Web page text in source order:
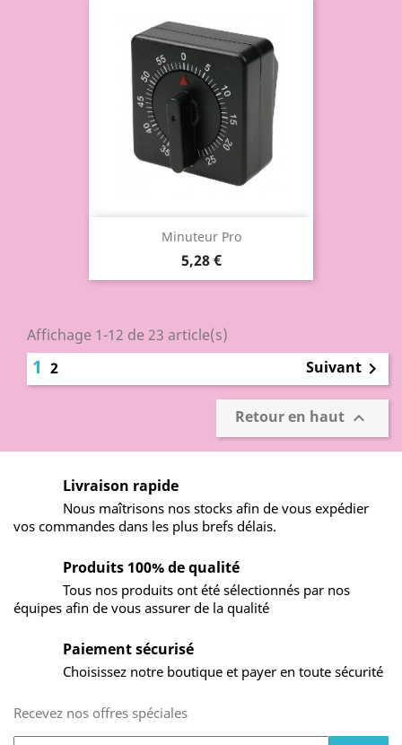
Minuteur Pro
5,28 €
Affichage 1-12 de 23 article(s)
1 2 Suivant 
Retour en haut 
Livraison rapide
Nous maîtrisons nos stocks afin de vous expédier
vos commandes dans les plus brefs délais.
Produits 100% de qualité
Tous nos produits ont été sélectionnés par nos
équipes afin de vous assurer de la qualité
Paiement sécurisé
Choisissez notre boutique et payer en toute sécurité
Recevez nos offres spéciales